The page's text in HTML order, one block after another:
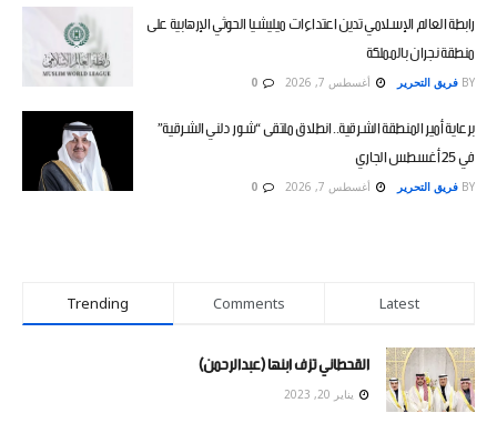
رابطة العالم الإسلامي تدين اعتداءات ميليشيا الحوثي الإرهابية على
منطقة نجران بالمملكة
BY فريق التحرير أغسطس 7, 2026
برعاية أمير المنطقة الشرقية.. انطلاق ملتقى “شور دلني الشرقية”
في 25 أغسطس الجاري
BY فريق التحرير أغسطس 7, 2026
Trending Comments Latest
القحطاني تزف ابنها (عبدالرحمن)
يناير 20, 2023